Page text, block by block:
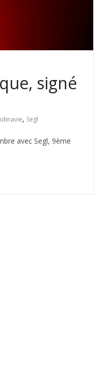
signé
, Segl
avec Segl, 9ème